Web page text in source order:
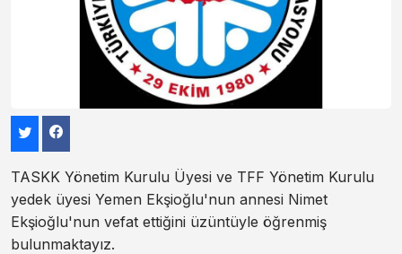
TASKK Yönetim Kurulu Üyesi ve TFF Yönetim Kurulu
yedek üyesi Yemen Ekşioğlu'nun annesi Nimet
Ekşioğlu'nun vefat ettiğini üzüntüyle öğrenmiş
bulunmaktayız.